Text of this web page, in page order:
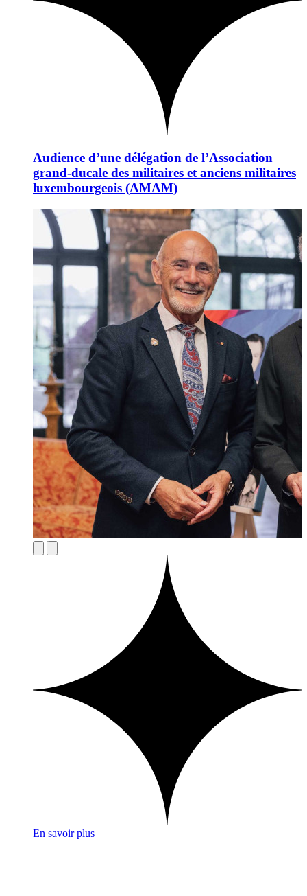
Audience d’une délégation de l’Association
grand-ducale des militaires et anciens militaires
luxembourgeois (AMAM)
En savoir plus